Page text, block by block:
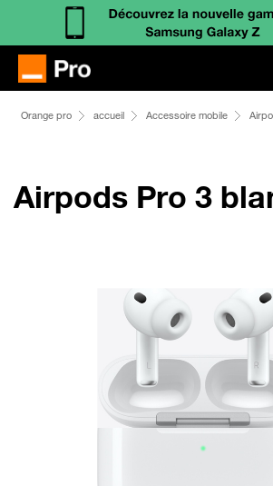
Orange pro accueil Accessoire mobile
Airpods Pro 3